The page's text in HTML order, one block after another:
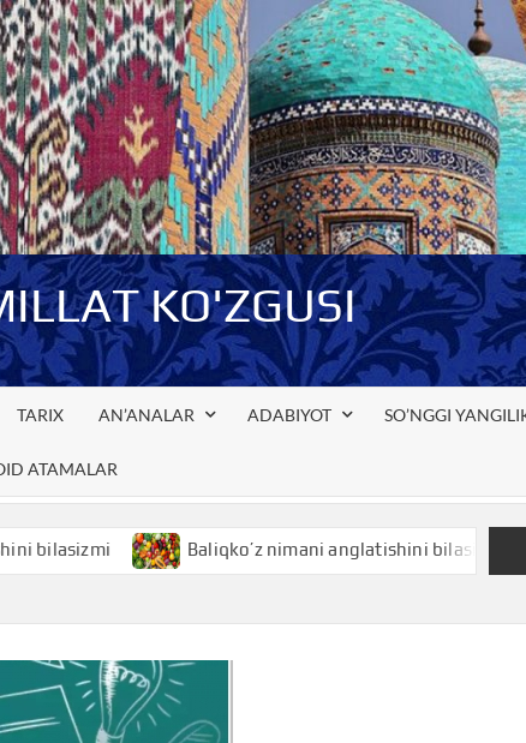
KO'ZGUSI
TARIX AN’ANALAR ADABIYOT SO’NGGI
ATAMALAR
Baliqko’z nimani anglatishini bilasizmi